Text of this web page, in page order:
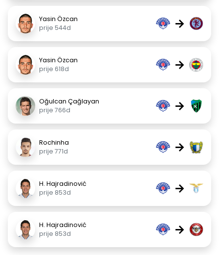
Yasin Özcan
prije 544d
→
Yasin Özcan
prije 618d
→
Oğulcan Çağlayan
prije 766d
→
Rochinha
prije 771d
→
H. Hajradinović
prije 853d
→
H. Hajradinović
prije 853d
→